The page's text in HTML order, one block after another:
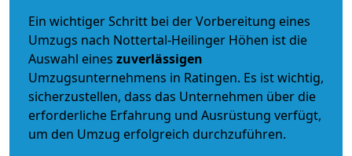
Ein wichtiger Schritt bei der Vorbereitung eines
Umzugs nach Nottertal-Heilinger Höhen ist die
Auswahl eines zuverlässigen
Umzugsunternehmens in Ratingen. Es ist wichtig,
sicherzustellen, dass das Unternehmen über die
erforderliche Erfahrung und Ausrüstung verfügt,
um den Umzug erfolgreich durchzuführen.